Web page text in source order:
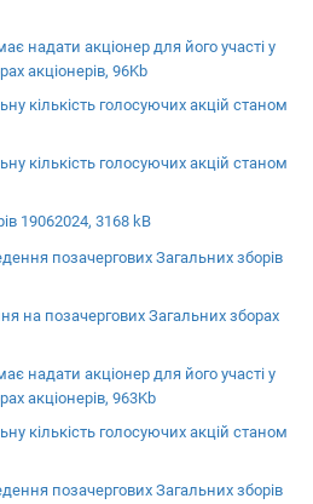
надати акціонер для його участі у
акціонерів, 96Kb
кількість голосуючих акцій станом
кількість голосуючих акцій станом
19062024, 3168 kB
позачергових Загальних зборів
на позачергових Загальних зборах
надати акціонер для його участі у
акціонерів, 963Kb
кількість голосуючих акцій станом
позачергових Загальних зборів